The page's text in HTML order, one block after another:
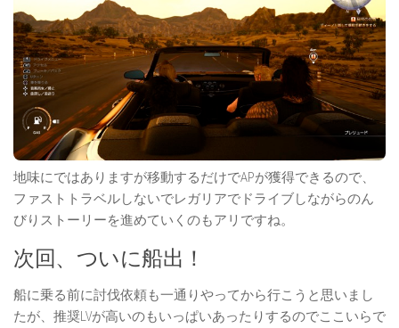
地味にではありますが移動するだけでAPが獲得できるので、
ファストトラベルしないでレガリアでドライブしながらのん
びりストーリーを進めていくのもアリですね。
次回、ついに船出！
船に乗る前に討伐依頼も一通りやってから行こうと思いまし
たが、推奨LVが高いのもいっぱいあったりするのでここいらで